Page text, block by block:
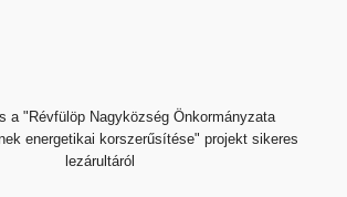
a "Révfülöp Nagyközség Önkormányzata
energetikai korszerűsítése" projekt sikeres
lezárultáról